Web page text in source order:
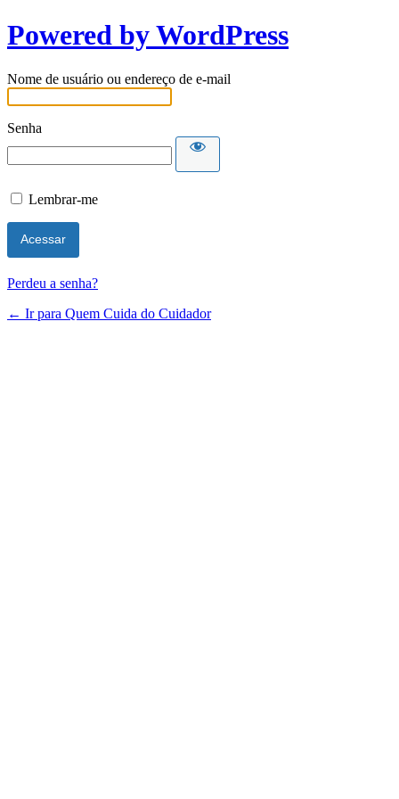
Powered by WordPress
Nome de usuário ou endereço de e-mail
Senha
Lembrar-me
Perdeu a senha?
← Ir para Quem Cuida do Cuidador